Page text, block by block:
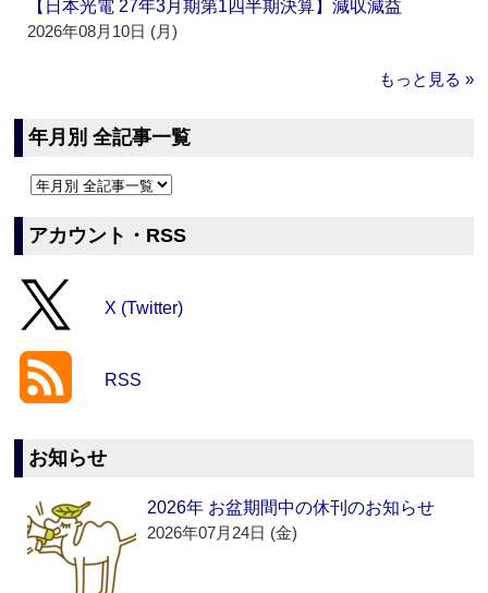
【日本光電 27年3月期第1四半期決算】減収減益
2026年08月10日 (月)
もっと見る »
年月別 全記事一覧
アカウント・RSS
X (Twitter)
RSS
お知らせ
2026年 お盆期間中の休刊のお知らせ
2026年07月24日 (金)